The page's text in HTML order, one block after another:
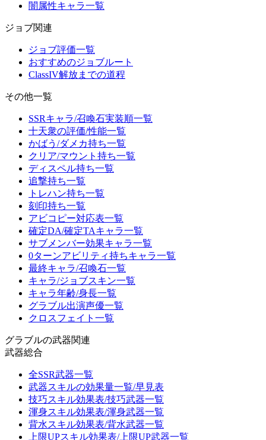
闇属性キャラ一覧
ジョブ関連
ジョブ評価一覧
おすすめのジョブルート
ClassIV解放までの道程
その他一覧
SSRキャラ/召喚石実装順一覧
十天衆の評価/性能一覧
かばう/ダメカ持ち一覧
クリア/マウント持ち一覧
ディスペル持ち一覧
追撃持ち一覧
トレハン持ち一覧
刻印持ち一覧
アビコピー対応表一覧
確定DA/確定TAキャラ一覧
サブメンバー効果キャラ一覧
0ターンアビリティ持ちキャラ一覧
最終キャラ/召喚石一覧
キャラ/ジョブスキン一覧
キャラ年齢/身長一覧
グラブル出演声優一覧
クロスフェイト一覧
グラブルの武器関連
武器総合
全SSR武器一覧
武器スキルの効果量一覧/早見表
技巧スキル効果表/技巧武器一覧
渾身スキル効果表/渾身武器一覧
背水スキル効果表/背水武器一覧
上限UPスキル効果表/上限UP武器一覧